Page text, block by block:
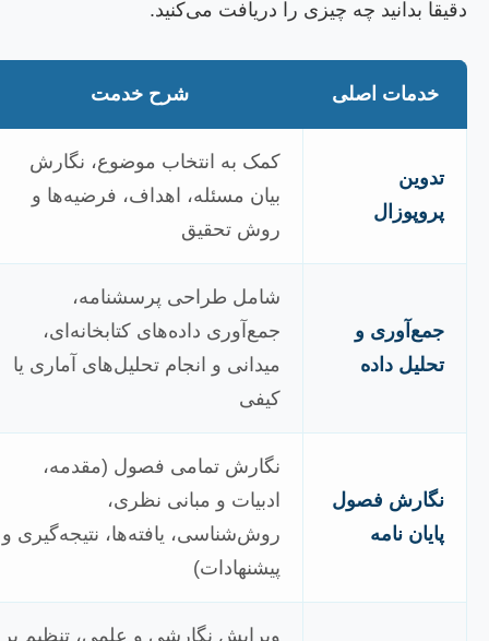
بدانید چه چیزی را دریافت می‌کنید.
خدمات اصلی شرح خدمت
تدوین
پروپوزال
کمک به انتخاب موضوع، نگارش
بیان مسئله، اهداف، فرضیه‌ها و
روش تحقیق
جمع‌آوری و
تحلیل داده
شامل طراحی پرسشنامه،
جمع‌آوری داده‌های کتابخانه‌ای،
میدانی و انجام تحلیل‌های آماری یا
کیفی
نگارش فصول
پایان نامه
نگارش تمامی فصول (مقدمه،
ادبیات و مبانی نظری،
روش‌شناسی، یافته‌ها، نتیجه‌گیری و
پیشنهادات)
ویرایش نگارشی و علمی، تنظیم بر